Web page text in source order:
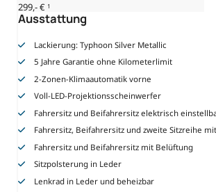
Ausstattung
Lackierung: Typhoon Silver Metallic
5 Jahre Garantie ohne Kilometerlimit
2-Zonen-Klimaautomatik vorne
Voll-LED-Projektionsscheinwerfer
Fahrersitz und Beifahrersitz elektrisch
Fahrersitz, Beifahrersitz und zweite Sitzreihe
Fahrersitz und Beifahrersitz mit Belüftung
Sitzpolsterung in Leder
Lenkrad in Leder und beheizbar
299,- € 1